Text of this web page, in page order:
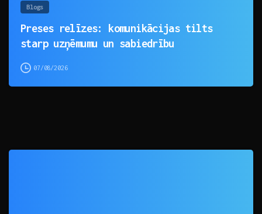
Blogs
Preses relīzes: komunikācijas tilts
starp uzņēmumu un sabiedrību
07/08/2026